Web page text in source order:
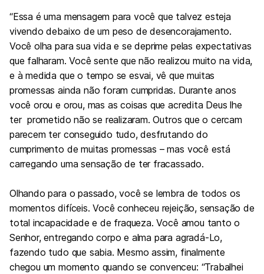
“Essa é uma mensagem para você que talvez esteja
vivendo debaixo de um peso de desencorajamento.
Você olha para sua vida e se deprime pelas expectativas
que falharam. Você sente que não realizou muito na vida,
e à medida que o tempo se esvai, vê que muitas
promessas ainda não foram cumpridas. Durante anos
você orou e orou, mas as coisas que acredita Deus lhe
ter prometido não se realizaram. Outros que o cercam
parecem ter conseguido tudo, desfrutando do
cumprimento de muitas promessas – mas você está
carregando uma sensação de ter fracassado.
Olhando para o passado, você se lembra de todos os
momentos difíceis. Você conheceu rejeição, sensação de
total incapacidade e de fraqueza. Você amou tanto o
Senhor, entregando corpo e alma para agradá-Lo,
fazendo tudo que sabia. Mesmo assim, finalmente
chegou um momento quando se convenceu: “Trabalhei